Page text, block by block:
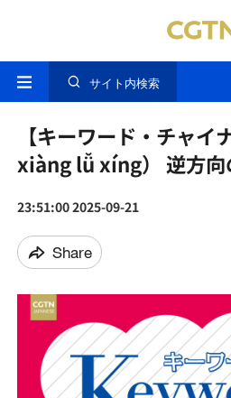
サイト内検索
【キーワード・チャ
xiàng lǚ xíng） 逆方向
23:51:00 2025-09-21
Share